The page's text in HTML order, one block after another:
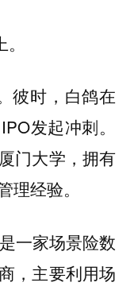
彼时，白鸽在
发起冲刺。
门大学，拥有
经验。
一家场景险数
，主要利用场